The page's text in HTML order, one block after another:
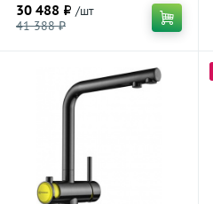
30 488 ₽ /шт
41 388 ₽